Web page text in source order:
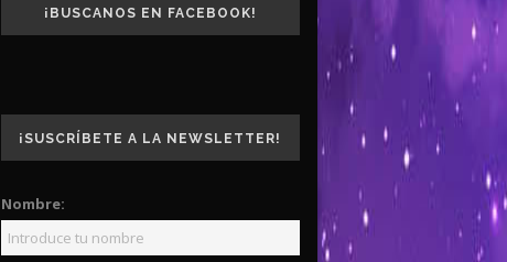
¡BUSCANOS EN FACEBOOK!
¡SUSCRÍBETE A LA NEWSLETTER!
Nombre: